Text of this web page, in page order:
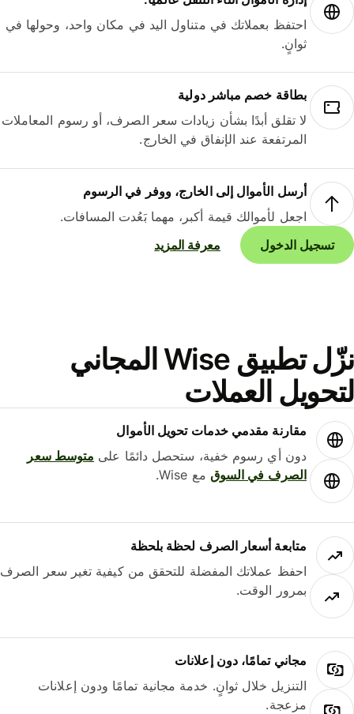
احتفظ بعملاتك في متناول اليد في مكان واحد، وحولها في
ثوانٍ.
بطاقة خصم مباشر دولية
لا تقلق أبدًا بشأن زيادات سعر الصرف، أو رسوم المعاملات
المرتفعة عند الإنفاق في الخارج.
أرسل الأموال إلى الخارج، ووفر في الرسوم
اجعل لأموالك قيمة أكبر، مهما بَعُدت المسافات.
تسجيل الدخول
معرفة المزيد
نزّل تطبيق Wise المجاني
العملات
مقارنة مقدمي خدمات تحويل الأموال
دون أي رسوم خفية، ستحصل دائمًا علىمتوسط ​​سعر
الصرف في السوقمع Wise.
متابعة أسعار الصرف لحظة بلحظة
احفظ عملاتك المفضلة للتحقق من كيفية تغير سعر الصرف
بمرور الوقت.
مجاني تمامًا، دون إعلانات
التنزيل خلال ثوانٍ. خدمة مجانية تمامًا ودون إعلانات
مزعجة.